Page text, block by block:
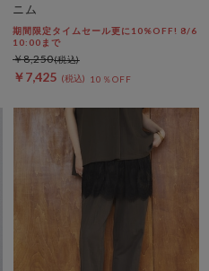
ニム
期間限定タイムセール更に10%OFF! 8/6
10:00まで
￥7,425 10％OFF
￥8,250